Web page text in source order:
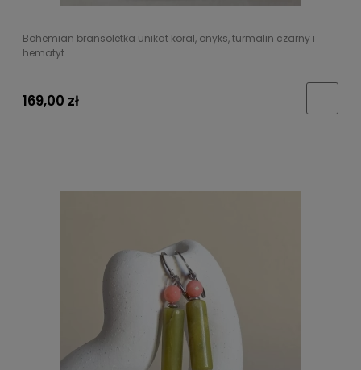
Bohemian bransoletka unikat koral, onyks, turmalin czarny i
hematyt
169,00 zł